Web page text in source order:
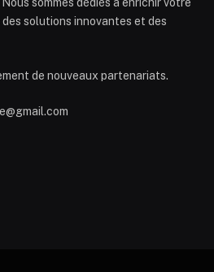
solutions innovantes et des
de nouveaux partenariats.